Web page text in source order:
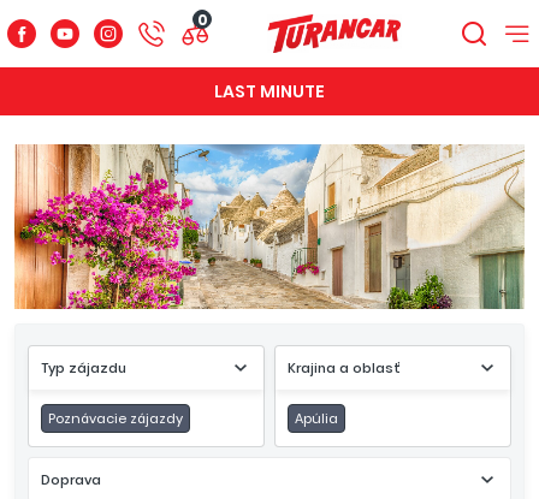
0
LAST MINUTE
Typ zájazdu
Poznávacie zájazdy
Krajina a oblasť
Apúlia
Doprava